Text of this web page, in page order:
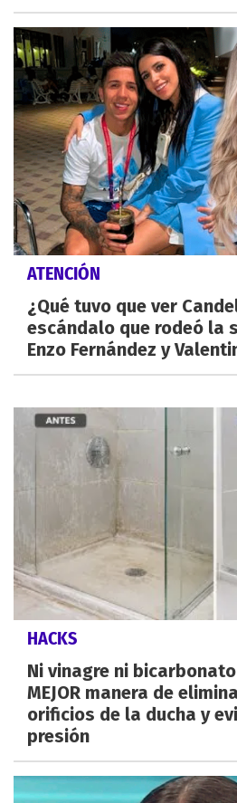
ATENCIÓN
¿Qué tuvo que ver
escándalo que rodeó la
Enzo Fernández y
HACKS
Ni vinagre ni
MEJOR manera de
orificios de la ducha y
presión